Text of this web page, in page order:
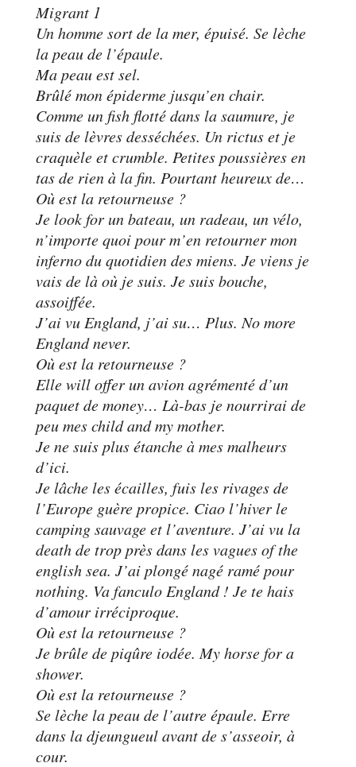
Migrant 1
Un homme sort de la mer, épuisé. Se lèche
la peau de l’épaule.
Ma peau est sel.
Brûlé mon épiderme jusqu’en chair.
Comme un fish flotté dans la saumure, je
suis de lèvres desséchées. Un rictus et je
craquèle et crumble. Petites poussières en
tas de rien à la fin. Pourtant heureux de…
Où est la retourneuse ?
Je look for un bateau, un radeau, un vélo,
n’importe quoi pour m’en retourner mon
inferno du quotidien des miens. Je viens je
vais de là où je suis. Je suis bouche,
assoiffée.
J’ai vu England, j’ai su… Plus. No more
England never.
Où est la retourneuse ?
Elle will offer un avion agrémenté d’un
paquet de money… Là-bas je nourrirai de
peu mes child and my mother.
Je ne suis plus étanche à mes malheurs
d’ici.
Je lâche les écailles, fuis les rivages de
l’Europe guère propice. Ciao l’hiver le
camping sauvage et l’aventure. J’ai vu la
death de trop près dans les vagues of the
english sea. J’ai plongé nagé ramé pour
nothing. Va fanculo England ! Je te hais
d’amour irréciproque.
Où est la retourneuse ?
Je brûle de piqûre iodée. My horse for a
shower.
Où est la retourneuse ?
Se lèche la peau de l’autre épaule. Erre
dans la djeungueul avant de s’asseoir, à
cour.